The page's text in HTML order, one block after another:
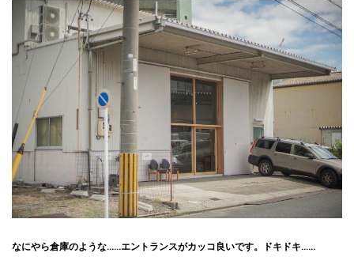
なにやら倉庫のような……エントランスがカッコ良いです。ドキドキ……